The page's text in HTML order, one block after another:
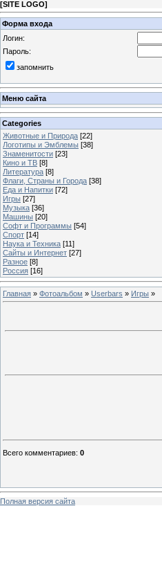
[SITE LOGO]
Форма входа
Логин:
Пароль:
запомнить
Меню сайта
Categories
Животные и Природа [22]
Логотипы и Эмблемы [38]
Знаменитости [23]
Кино и ТВ [8]
Литература [8]
Флаги, Страны и Города [38]
Еда и Напитки [72]
Игры [27]
Музыка [36]
Машины [20]
Софт и Программы [54]
Спорт [14]
Наука и Техника [11]
Сайты и Интернет [27]
Разное [8]
Россия [16]
Главная » Фотоальбом » Userbars » Игры »
Всего комментариев: 0
Полная версия сайта